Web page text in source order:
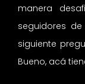
manera
seguidores
siguiente
Bueno, acá